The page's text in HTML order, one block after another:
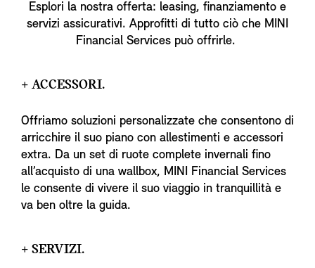
Esplori la nostra offerta: leasing, finanziamento e
servizi assicurativi. Approfitti di tutto ciò che MINI
Financial Services può offrirle.
+ ACCESSORI.
Offriamo soluzioni personalizzate che consentono di
arricchire il suo piano con allestimenti e accessori
extra. Da un set di ruote complete invernali fino
all’acquisto di una wallbox, MINI Financial Services
le consente di vivere il suo viaggio in tranquillità e
va ben oltre la guida.
+ SERVIZI.